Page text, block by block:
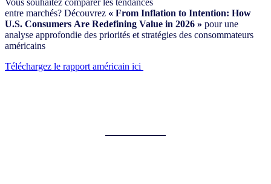
Vous souhaitez comparer les tendances
entre marchés? Découvrez « From Inflation to Intention: How
U.S. Consumers Are Redefining Value in 2026 » pour une
analyse approfondie des priorités et stratégies des consommateurs
américains
Téléchargez le rapport américain ici